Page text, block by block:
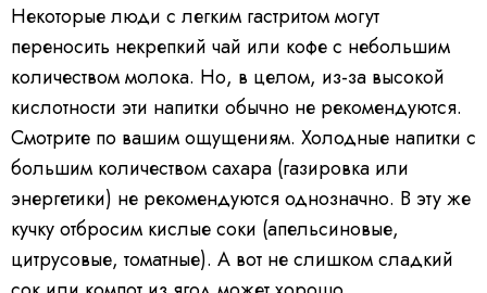
Некоторые люди с легким гастритом могут
переносить некрепкий чай или кофе с небольшим
количеством молока. Но, в целом, из-за высокой
кислотности эти напитки обычно не рекомендуются.
Смотрите по вашим ощущениям. Холодные напитки с
большим количеством сахара (газировка или
энергетики) не рекомендуются однозначно. В эту же
кучку отбросим кислые соки (апельсиновые,
цитрусовые, томатные). А вот не слишком сладкий